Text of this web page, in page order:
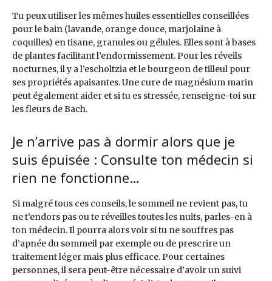
Tu peux utiliser les mêmes huiles essentielles conseillées
pour le bain (lavande, orange douce, marjolaine à
coquilles) en tisane, granules ou gélules. Elles sont à bases
de plantes facilitant l’endormissement. Pour les réveils
nocturnes, il y a l’escholtzia et le bourgeon de tilleul pour
ses propriétés apaisantes. Une cure de magnésium marin
peut également aider et si tu es stressée, renseigne-toi sur
les fleurs de Bach.
Je n’arrive pas à dormir alors que je
suis épuisée : Consulte ton médecin si
rien ne fonctionne…
Si malgré tous ces conseils, le sommeil ne revient pas, tu
ne t’endors pas ou te réveilles toutes les nuits, parles-en à
ton médecin. Il pourra alors voir si tu ne souffres pas
d’apnée du sommeil par exemple ou de prescrire un
traitement léger mais plus efficace. Pour certaines
personnes, il sera peut-être nécessaire d’avoir un suivi